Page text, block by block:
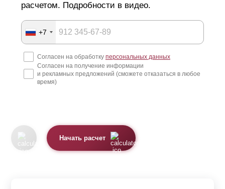
расчетом. Подробности в видео.
+7
Согласен на обработку персональных данных
Согласен на получение информации
и рекламных предложений (сможете отказаться в любое
время)
Начать расчет